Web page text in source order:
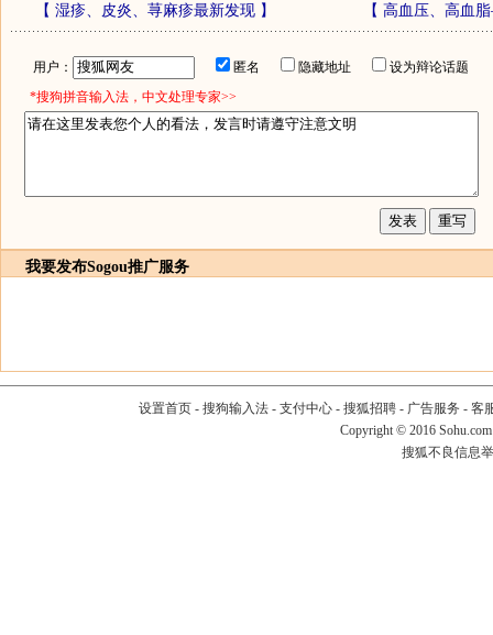
【 湿疹、皮炎、荨麻疹最新发现】 【 高血压、高血
用户： 匿名 隐藏地址
设为辩论话题
*搜狗拼音输入法，中文处理专家>>
我要发布Sogou推广服务
设置首页- 搜狗输入法- 支付中心- 搜狐招聘- 广告服务 - 客
Copyright © 2016
搜狐不良信息